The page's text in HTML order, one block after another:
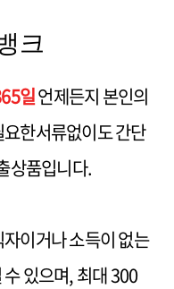
크
일언제든지 본인의
한서류없이도 간단
상품입니다.
이거나 소득이 없는
있으며, 최대 300